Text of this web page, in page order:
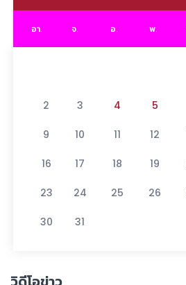
อา. จ. อ. พ.
2 3 4 5
9 10 11 12
16 17 18 19
23 24 25 26
30 31